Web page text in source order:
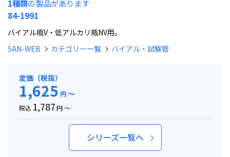
1種類の製品があります
84-1991
バイアル瓶V・低アルカリ瓶NV用。
SAN-WEB
カテゴリー一覧 バイアル・試験管
定価（税抜）
1,625 円～
税込 1,787円 ～
シリーズ一覧へ